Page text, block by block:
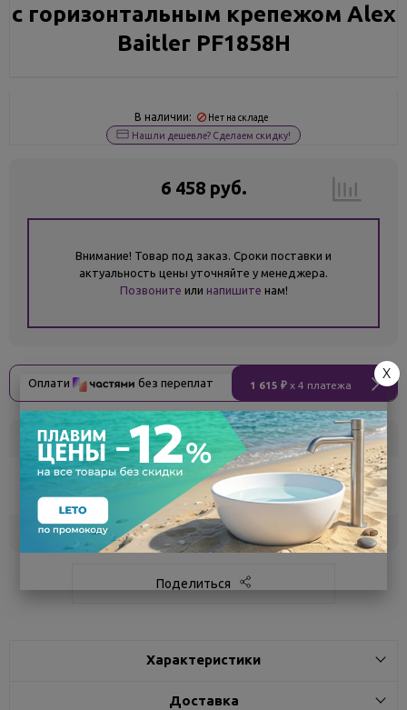
с горизонтальным крепежом Alex
Baitler PF1858H
В наличии: Нет на складе
Нашли дешевле? Сделаем скидку!
6 458 руб.
Внимание! Товар под заказ. Сроки поставки и
актуальность цены уточняйте у менеджера.
Позвоните или напишите нам!
Оплати без переплат 1 615 ₽ x 4 платежа
Склад Кол-во Срок поставки
Воронеж 5
Самовывоз
сегодня
Белгород под заказ 3 - 7 дней
Поделиться
Характеристики
Доставка
X